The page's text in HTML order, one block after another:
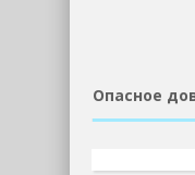
Опасное